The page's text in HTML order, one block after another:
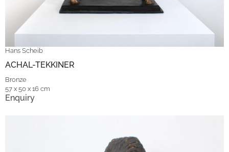
Hans Scheib
ACHAL-TEKKINER
Bronze
57 x 50 x 16 cm
Enquiry